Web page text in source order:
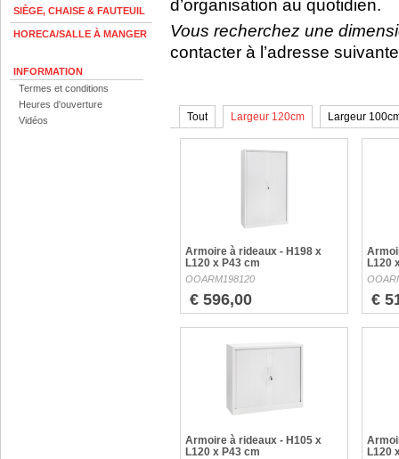
SIÈGE, CHAISE & FAUTEUIL
HORECA/SALLE À MANGER
INFORMATION
Termes et conditions
Heures d'ouverture
Vidéos
d’organisation au quotidien.
Vous recherchez une
contacter à l’adresse
Tout Largeur 120cm Largeur
Armoire à rideaux - H198 x
L120 x P43 cm
OOARM198120
€ 596,00
L120
€
Armoire à rideaux - H105 x
L120 x P43 cm
L120